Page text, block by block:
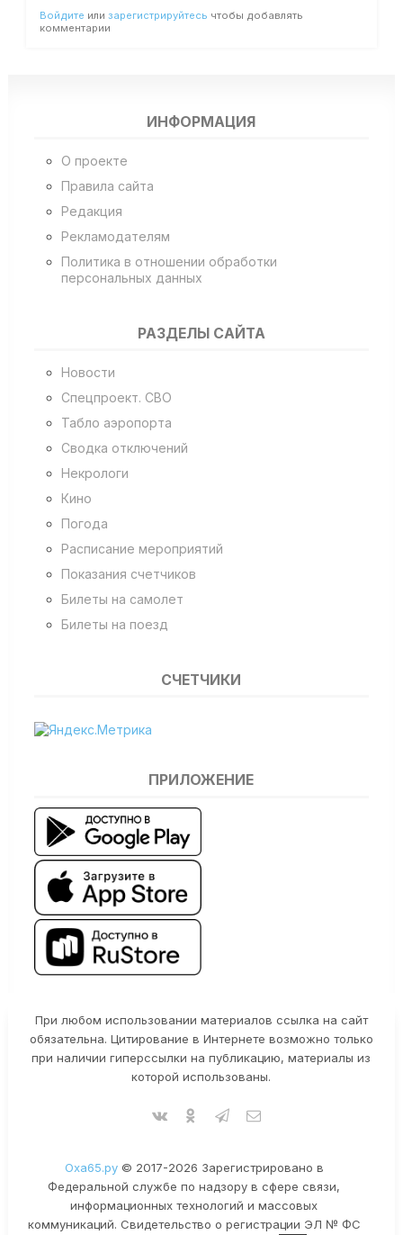
Войдите или зарегистрируйтесь чтобы добавлять
комментарии
ИНФОРМАЦИЯ
О проекте
Правила сайта
Редакция
Рекламодателям
Политика в отношении обработки
персональных данных
РАЗДЕЛЫ САЙТА
Новости
Спецпроект. СВО
Табло аэропорта
Сводка отключений
Некрологи
Кино
Погода
Расписание мероприятий
Показания счетчиков
Билеты на самолет
Билеты на поезд
СЧЕТЧИКИ
ПРИЛОЖЕНИЕ
При любом использовании материалов ссылка на сайт
обязательна. Цитирование в Интернете возможно только
при наличии гиперссылки на публикацию, материалы из
которой использованы.
Оха65.ру© 2017-2026 Зарегистрировано в
Федеральной службе по надзору в сфере связи,
информационных технологий и массовых
коммуникаций. Свидетельство о регистрации ЭЛ № ФС